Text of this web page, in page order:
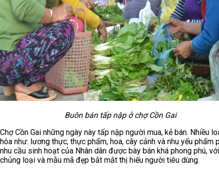
Buôn bán tấp nập ở chợ Cồn Gai
Chợ Cồn Gai những ngày này tấp nập người mua, kẻ bán. Nhiều
hóa như: lương thực, thực phẩm, hoa, cây cảnh và nhu yếu phẩm
nhu cầu sinh hoạt của Nhân dân được bày bán khá phong phú,
chủng loại và mẫu mã đẹp bắt mắt thị hiếu người tiêu dùng.